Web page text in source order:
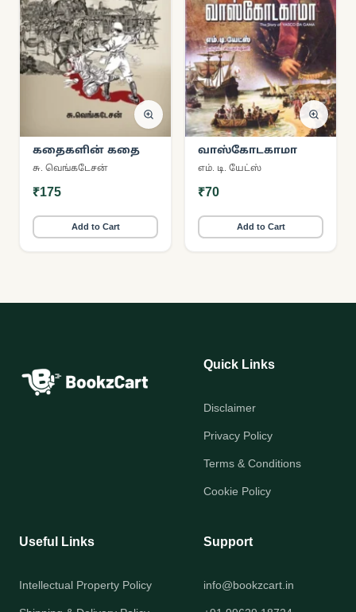
கதைகளின் கதை
சு. வெங்கடேசன்
₹175
Add to Cart
வாஸ்கோடகாமா
எம். டி. யேட்ஸ்
₹70
Add to Cart
Quick Links
Disclaimer
Privacy Policy
Terms & Conditions
Cookie Policy
Useful Links
Intellectual Property Policy
Support
info@bookzcart.in